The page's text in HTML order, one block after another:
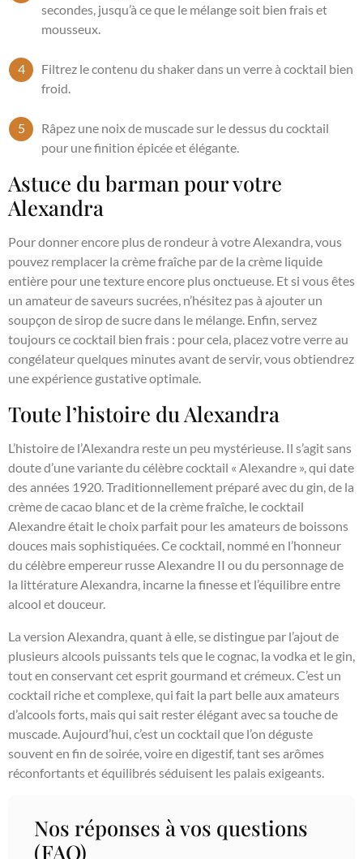
secondes, jusqu’à ce que le mélange soit bien frais et
mousseux.
Filtrez le contenu du shaker dans un verre à cocktail bien
froid.
Râpez une noix de muscade sur le dessus du cocktail
pour une finition épicée et élégante.
Astuce du barman pour votre
Alexandra
Pour donner encore plus de rondeur à votre Alexandra, vous
pouvez remplacer la crème fraîche par de la crème liquide
entière pour une texture encore plus onctueuse. Et si vous êtes
un amateur de saveurs sucrées, n’hésitez pas à ajouter un
soupçon de sirop de sucre dans le mélange. Enfin, servez
toujours ce cocktail bien frais : pour cela, placez votre verre au
congélateur quelques minutes avant de servir, vous obtiendrez
une expérience gustative optimale.
Toute l’histoire du Alexandra
L’histoire de l’Alexandra reste un peu mystérieuse. Il s’agit sans
doute d’une variante du célèbre cocktail « Alexandre », qui date
des années 1920. Traditionnellement préparé avec du gin, de la
crème de cacao blanc et de la crème fraîche, le cocktail
Alexandre était le choix parfait pour les amateurs de boissons
douces mais sophistiquées. Ce cocktail, nommé en l’honneur
du célèbre empereur russe Alexandre II ou du personnage de
la littérature Alexandra, incarne la finesse et l’équilibre entre
alcool et douceur.
La version Alexandra, quant à elle, se distingue par l’ajout de
plusieurs alcools puissants tels que le cognac, la vodka et le gin,
tout en conservant cet esprit gourmand et crémeux. C’est un
cocktail riche et complexe, qui fait la part belle aux amateurs
d’alcools forts, mais qui sait rester élégant avec sa touche de
muscade. Aujourd’hui, c’est un cocktail que l’on déguste
souvent en fin de soirée, voire en digestif, tant ses arômes
réconfortants et équilibrés séduisent les palais exigeants.
Nos réponses à vos questions
(FAQ)